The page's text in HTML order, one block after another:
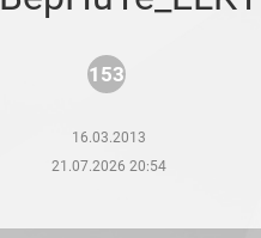
153
16.03.2013
21.07.2026 20:54